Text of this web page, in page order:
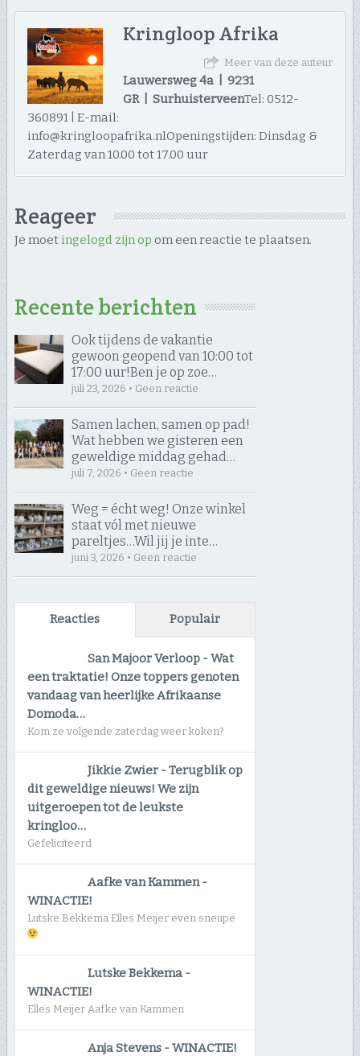
Kringloop Afrika
Meer van deze auteur
Lauwersweg 4a | 9231
GR | SurhuisterveenTel: 0512-
360891 | E-mail:
info@kringloopafrika.nlOpeningstijden: Dinsdag &
Zaterdag van 10.00 tot 17.00 uur
Reageer
Je moet ingelogd zijn op om een reactie te plaatsen.
Recente berichten
Ook tijdens de vakantie
gewoon geopend van 10:00 tot
17:00 uur! ​Ben je op zoe…
juli 23, 2026 • Geen reactie
Samen lachen, samen op pad! ​
Wat hebben we gisteren een
geweldige middag gehad…
juli 7, 2026 • Geen reactie
Weg = écht weg! Onze winkel
staat vól met nieuwe
pareltjes… ​Wil jij je inte…
juni 3, 2026 • Geen reactie
Reacties Populair
San Majoor Verloop -Wat
een traktatie! Onze toppers genoten
vandaag van heerlijke Afrikaanse
Domoda…
Kom ze volgende zaterdag weer koken?
Jikkie Zwier -Terugblik op
dit geweldige nieuws! We zijn
uitgeroepen tot de leukste
kringloo…
Gefeliciteerd
Aafke van Kammen-
WINACTIE!
Lutske Bekkema Elles Meijer even sneupe
Lutske Bekkema -
WINACTIE!
Elles Meijer Aafke van Kammen
Anja Stevens -WINACTIE!